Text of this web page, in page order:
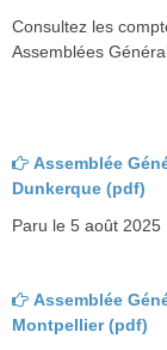
Consultez les
Assemblées
Assemblée
Dunkerque (pdf)
Paru le 5 août 2025
Assemblée
Montpellier (pdf)